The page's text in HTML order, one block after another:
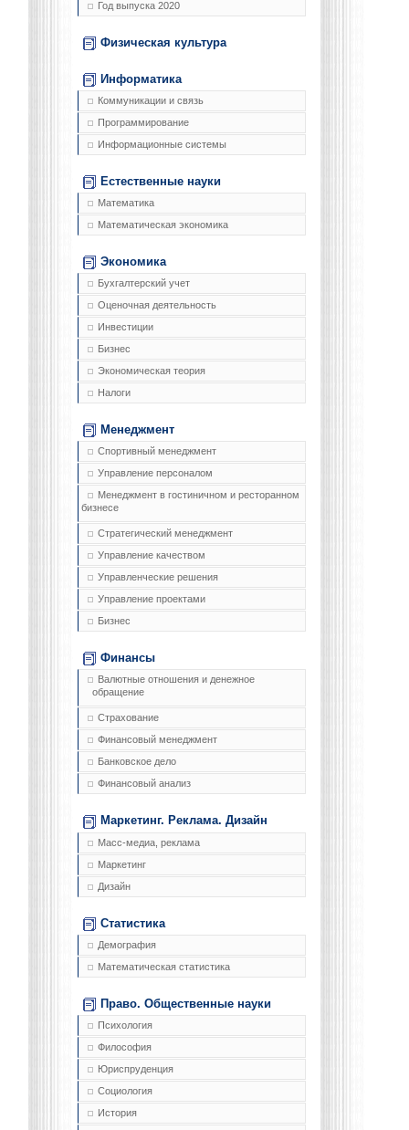
Год выпуска 2020
Физическая культура
Информатика
Коммуникации и связь
Программирование
Информационные системы
Естественные науки
Математика
Математическая экономика
Экономика
Бухгалтерский учет
Оценочная деятельность
Инвестиции
Бизнес
Экономическая теория
Налоги
Менеджмент
Спортивный менеджмент
Управление персоналом
Менеджмент в гостиничном и ресторанном
бизнесе
Стратегический менеджмент
Управление качеством
Управленческие решения
Управление проектами
Бизнес
Финансы
Валютные отношения и денежное
обращение
Страхование
Финансовый менеджмент
Банковское дело
Финансовый анализ
Маркетинг. Реклама. Дизайн
Масс-медиа, реклама
Маркетинг
Дизайн
Статистика
Демография
Математическая статистика
Право. Общественные науки
Психология
Философия
Юриспруденция
Социология
История